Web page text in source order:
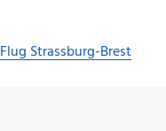
Flug Strassburg-Brest